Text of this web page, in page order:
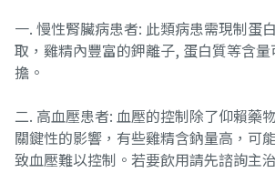
一. 慢性腎臟病患者: 此類病患需現制蛋
取，雞精內豐富的鉀離子, 蛋白質等含
擔。
二. 高血壓患者: 血壓的控制除了仰賴藥
關鍵性的影響，有些雞精含鈉量高，可
致血壓難以控制。若要飲用請先諮詢主